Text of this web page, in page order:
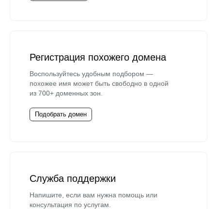
Регистрация похожего домена
Воспользуйтесь удобным подбором —
похожее имя может быть свободно в одной
из 700+ доменных зон.
Подобрать домен
Служба поддержки
Напишите, если вам нужна помощь или
консультация по услугам.